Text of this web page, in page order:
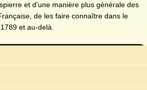
et d'une manière plus générale des
de les faire connaître dans le
et au-delà.